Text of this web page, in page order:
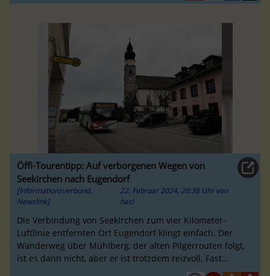
Öffi-Tourentipp: Auf verborgenen Wegen von
Seekirchen nach Eugendorf
[Informationsverbund,
Newslink]
22. Februar 2024, 20:38 Uhr von
hacl
Die Verbindung von Seekirchen zum vier Kilometer-
Luftlinie entfernten Ort Eugendorf klingt einfach. Der
Wanderweg über Mühlberg, der alten Pilgerrouten folgt,
ist es dann nicht, aber er ist trotzdem reizvoll. Fast